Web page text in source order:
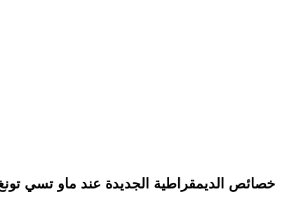
خصائص الديمقراطية الجديدة عند ماو تسي